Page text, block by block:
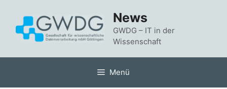
springen
News
GWDG – IT in der
Wissenschaft
Menü